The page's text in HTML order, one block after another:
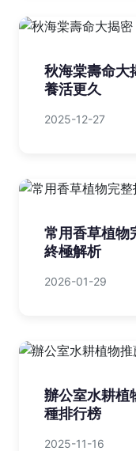
秋海棠壽命大
養活更久
2025-12-27
常用香草植物
終極解析
2026-01-29
辦公室水耕植
種排行榜
2025-11-16